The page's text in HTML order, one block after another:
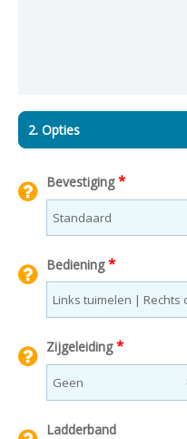
2. Opties
Bevestiging*
Bediening*
Zijgeleiding*
Ladderband